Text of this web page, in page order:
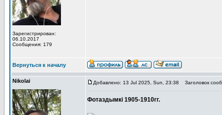
Зарегистрирован:
06.10.2017
Сообщения: 179
Вернуться к началу
Nikolai Добавлено: 13 Jul 2025, Sun, 23:38 Заголовок
Фотаздымкі 1905-1910гг.